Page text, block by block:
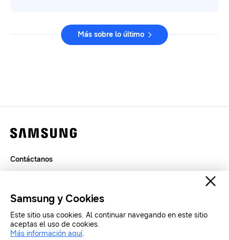
Más sobre lo último
Contáctanos
SAMSUNG.COM
Copyright© SAMSUNG All Rights Reserved.
Samsung y Cookies
Este sitio usa cookies. Al continuar navegando en este sitio
aceptas el uso de cookies.
Más información aquí.